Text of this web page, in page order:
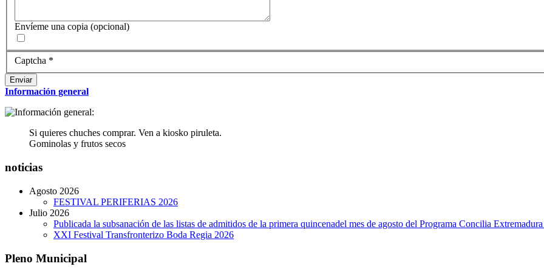
Envíeme una copia (opcional)
Captcha *
Enviar
Información general
Si quieres chuches comprar. Ven a kiosko piruleta.
Gominolas y frutos secos
noticias
Agosto 2026
FESTIVAL PERIFERIAS 2026
Julio 2026
Publicada la subsanación de las listas de admitidos de la primera quincenadel mes de agosto del Programa Concilia
XXI Festival Transfronterizo Boda Regia 2026
Pleno Municipal